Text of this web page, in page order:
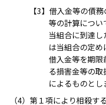
借入金等の債
等の計算につ
当組合に到達
は当組合の定め
借入金等を期
る損害金等の
によるものとし
第１項により相殺す